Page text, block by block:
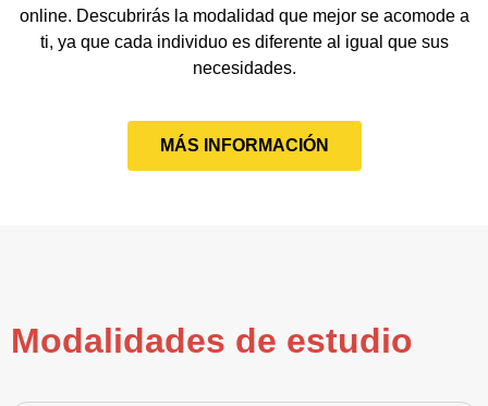
online. Descubrirás la modalidad que mejor se acomode a
ti, ya que cada individuo es diferente al igual que sus
necesidades.
MÁS INFORMACIÓN
Modalidades de estudio